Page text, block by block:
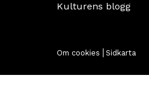
Kulturens blogg
Om cookies Sidkarta